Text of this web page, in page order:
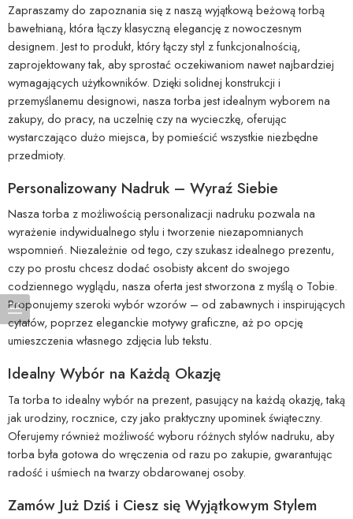
Zapraszamy do zapoznania się z naszą wyjątkową beżową torbą
bawełnianą, która łączy klasyczną elegancję z nowoczesnym
designem. Jest to produkt, który łączy styl z funkcjonalnością,
zaprojektowany tak, aby sprostać oczekiwaniom nawet najbardziej
wymagających użytkowników. Dzięki solidnej konstrukcji i
przemyślanemu designowi, nasza torba jest idealnym wyborem na
zakupy, do pracy, na uczelnię czy na wycieczkę, oferując
wystarczająco dużo miejsca, by pomieścić wszystkie niezbędne
przedmioty.
Personalizowany Nadruk – Wyraź Siebie
Nasza torba z możliwością personalizacji nadruku pozwala na
wyrażenie indywidualnego stylu i tworzenie niezapomnianych
wspomnień. Niezależnie od tego, czy szukasz idealnego prezentu,
czy po prostu chcesz dodać osobisty akcent do swojego
codziennego wyglądu, nasza oferta jest stworzona z myślą o Tobie.
Proponujemy szeroki wybór wzorów – od zabawnych i inspirujących
cytatów, poprzez eleganckie motywy graficzne, aż po opcję
umieszczenia własnego zdjęcia lub tekstu.
Idealny Wybór na Każdą Okazję
Ta torba to idealny wybór na prezent, pasujący na każdą okazję, taką
jak urodziny, rocznice, czy jako praktyczny upominek świąteczny.
Oferujemy również możliwość wyboru różnych stylów nadruku, aby
torba była gotowa do wręczenia od razu po zakupie, gwarantując
radość i uśmiech na twarzy obdarowanej osoby.
Zamów Już Dziś i Ciesz się Wyjątkowym Stylem